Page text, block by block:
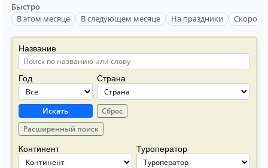
Быстро
В этом месяце
В следующем месяце На праздники Скоро
Название
Год Страна
Искать
Сброс
Расширенный поиск
Континент Туроператор